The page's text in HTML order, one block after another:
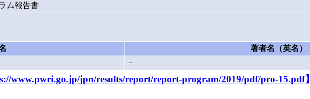
ム報告書
著者名（英名）
－
www.pwri.go.jp/jpn/results/report/report-program/2019/pdf/pro-15.pdf】